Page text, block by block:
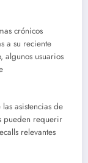
crónicos
a su reciente
algunos usuarios
asistencias de
pueden requerir
relevantes